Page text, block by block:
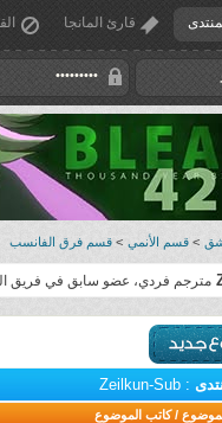
قارئ المانجا
> قسم الأنمي > قسم فرق الفانسب
مترجم فردي، عضو سابق في فريق
: Zeilkun-Sub
/كاتب الموضوع